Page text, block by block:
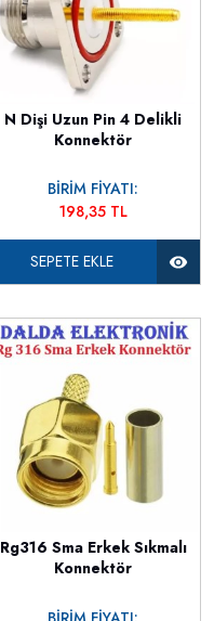
N Dişi Uzun Pin 4 Delikli
Konnektör
BİRİM FİYATI:
198,35 TL
SEPETE EKLE
Rg316 Sma Erkek Sıkmalı
Konnektör